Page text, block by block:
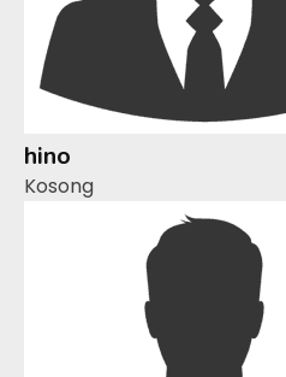
hino
Kosong